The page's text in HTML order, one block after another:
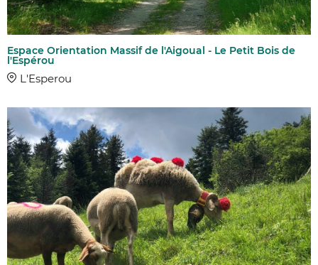
Espace Orientation Massif de l'Aigoual - Le Petit Bois de
l'Espérou
L'Esperou